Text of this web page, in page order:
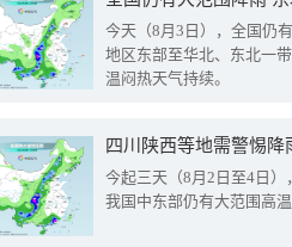
今天（8月3日），全国仍
地区东部至华北、东北一
温闷热天气持续。
今起三天（8月2日至4日
我国中东部仍有大范围高